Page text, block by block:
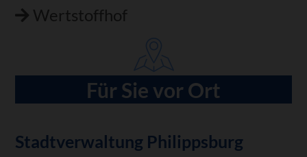
Wertstoffhof
Für Sie vor Ort
Stadtverwaltung Philippsburg